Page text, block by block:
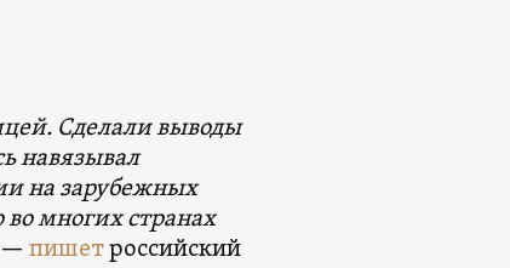
Сделали выводы
навязывал
на зарубежных
многих странах
— пишетроссийский